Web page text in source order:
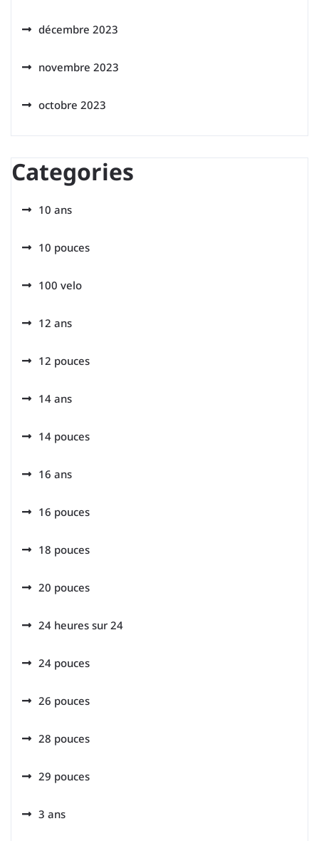
décembre 2023
novembre 2023
octobre 2023
Categories
10 ans
10 pouces
100 velo
12 ans
12 pouces
14 ans
14 pouces
16 ans
16 pouces
18 pouces
20 pouces
24 heures sur 24
24 pouces
26 pouces
28 pouces
29 pouces
3 ans